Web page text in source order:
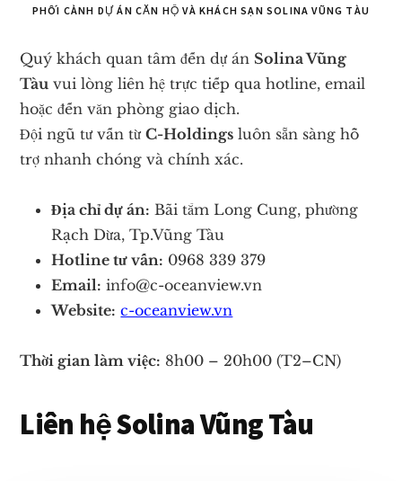
PHỐI CẢNH DỰ ÁN CĂN HỘ VÀ KHÁCH SẠN SOLINA VŨNG TÀU
Quý khách quan tâm đến dự án Solina Vũng
Tàu vui lòng liên hệ trực tiếp qua hotline, email
hoặc đến văn phòng giao dịch.
Đội ngũ tư vấn từC-Holdings luôn sẵn sàng hỗ
trợ nhanh chóng và chính xác.
Địa chỉ dự án: Bãi tắm Long Cung, phường
Rạch Dừa, Tp.Vũng Tàu
Hotline tư vấn: 0968 339 379
Email: info@c-oceanview.vn
Website: c-oceanview.vn
Thời gian làm việc: 8h00 – 20h00 (T2–CN)
Liên hệ Solina Vũng Tàu